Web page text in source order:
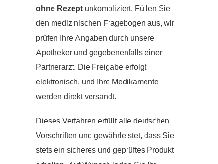
ohne Rezept unkompliziert. Füllen Sie
den medizinischen Fragebogen aus, wir
prüfen Ihre Angaben durch unsere
Apotheker und gegebenenfalls einen
Partnerarzt. Die Freigabe erfolgt
elektronisch, und Ihre Medikamente
werden direkt versandt.
Dieses Verfahren erfüllt alle deutschen
Vorschriften und gewährleistet, dass Sie
stets ein sicheres und geprüftes Produkt